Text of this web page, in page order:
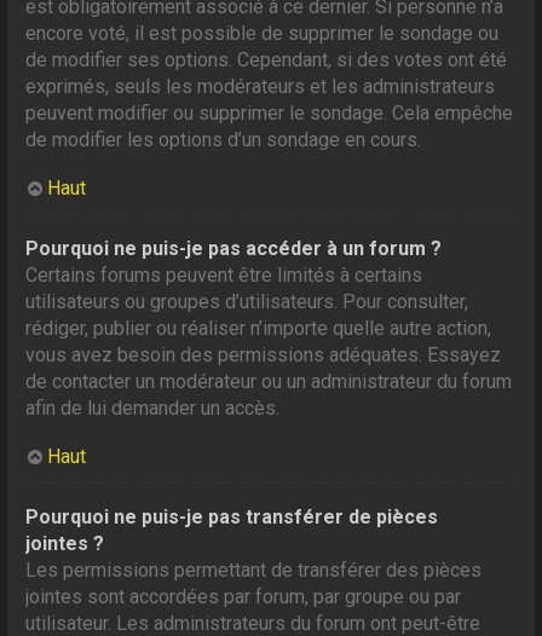
est obligatoirement associé à ce dernier. Si personne n’a
encore voté, il est possible de supprimer le sondage ou
de modifier ses options. Cependant, si des votes ont été
exprimés, seuls les modérateurs et les administrateurs
peuvent modifier ou supprimer le sondage. Cela empêche
de modifier les options d’un sondage en cours.
Haut
Pourquoi ne puis-je pas accéder à un forum ?
Certains forums peuvent être limités à certains
utilisateurs ou groupes d’utilisateurs. Pour consulter,
rédiger, publier ou réaliser n’importe quelle autre action,
vous avez besoin des permissions adéquates. Essayez
de contacter un modérateur ou un administrateur du forum
afin de lui demander un accès.
Haut
Pourquoi ne puis-je pas transférer de pièces
jointes ?
Les permissions permettant de transférer des pièces
jointes sont accordées par forum, par groupe ou par
utilisateur. Les administrateurs du forum ont peut-être